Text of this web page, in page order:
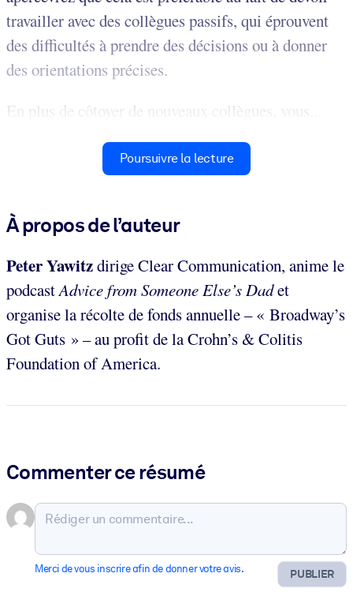
travailler avec des collègues passifs, qui éprouvent
des difficultés à prendre des décisions ou à donner
des orientations précises.
En plus de côtoyer de nouveaux collègues, vous...
Poursuivre la lecture
À propos de l’auteur
Peter YawitzdirigeClear Communication, anime le
podcastAdvice from Someone Else’s Dadet
organise la récolte de fonds annuelle – « Broadway’s
Got Guts » – au profit de la Crohn’s & Colitis
Foundation of America.
Commenter ce résumé
PUBLIER
Merci de vous inscrire afin de donner votre avis.